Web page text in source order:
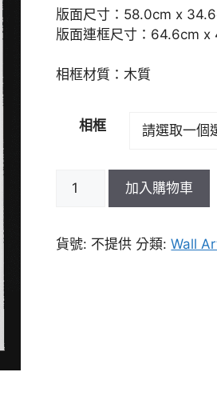
版面尺寸：58.0cm x
版面連框尺寸：64.6cm x
相框材質：木質
相框
加入購物車
貨號: 不提供 分類:Wall